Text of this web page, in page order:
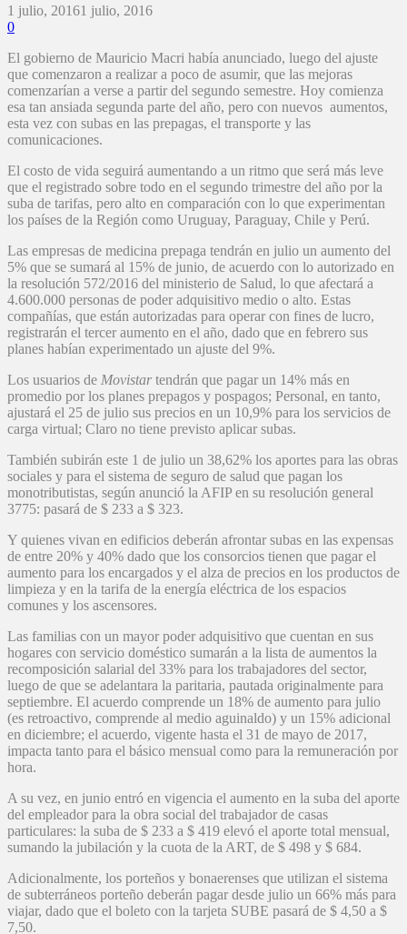
1 julio, 20161 julio, 2016
0
El gobierno de Mauricio Macri había anunciado, luego del ajuste
que comenzaron a realizar a poco de asumir, que las mejoras
comenzarían a verse a partir del segundo semestre. Hoy comienza
esa tan ansiada segunda parte del año, pero con nuevos aumentos,
esta vez con subas en las prepagas, el transporte y las
comunicaciones.
El costo de vida seguirá aumentando a un ritmo que será más leve
que el registrado sobre todo en el segundo trimestre del año por la
suba de tarifas, pero alto en comparación con lo que experimentan
los países de la Región como Uruguay, Paraguay, Chile y Perú.
Las empresas de medicina prepaga tendrán en julio un aumento del
5% que se sumará al 15% de junio, de acuerdo con lo autorizado en
la resolución 572/2016 del ministerio de Salud, lo que afectará a
4.600.000 personas de poder adquisitivo medio o alto. Estas
compañías, que están autorizadas para operar con fines de lucro,
registrarán el tercer aumento en el año, dado que en febrero sus
planes habían experimentado un ajuste del 9%.
Los usuarios de Movistar tendrán que pagar un 14% más en
promedio por los planes prepagos y pospagos; Personal, en tanto,
ajustará el 25 de julio sus precios en un 10,9% para los servicios de
carga virtual; Claro no tiene previsto aplicar subas.
También subirán este 1 de julio un 38,62% los aportes para las obras
sociales y para el sistema de seguro de salud que pagan los
monotributistas, según anunció la AFIP en su resolución general
3775: pasará de $ 233 a $ 323.
Y quienes vivan en edificios deberán afrontar subas en las expensas
de entre 20% y 40% dado que los consorcios tienen que pagar el
aumento para los encargados y el alza de precios en los productos de
limpieza y en la tarifa de la energía eléctrica de los espacios
comunes y los ascensores.
Las familias con un mayor poder adquisitivo que cuentan en sus
hogares con servicio doméstico sumarán a la lista de aumentos la
recomposición salarial del 33% para los trabajadores del sector,
luego de que se adelantara la paritaria, pautada originalmente para
septiembre. El acuerdo comprende un 18% de aumento para julio
(es retroactivo, comprende al medio aguinaldo) y un 15% adicional
en diciembre; el acuerdo, vigente hasta el 31 de mayo de 2017,
impacta tanto para el básico mensual como para la remuneración por
hora.
A su vez, en junio entró en vigencia el aumento en la suba del aporte
del empleador para la obra social del trabajador de casas
particulares: la suba de $ 233 a $ 419 elevó el aporte total mensual,
sumando la jubilación y la cuota de la ART, de $ 498 y $ 684.
Adicionalmente, los porteños y bonaerenses que utilizan el sistema
de subterráneos porteño deberán pagar desde julio un 66% más para
viajar, dado que el boleto con la tarjeta SUBE pasará de $ 4,50 a $
7,50.